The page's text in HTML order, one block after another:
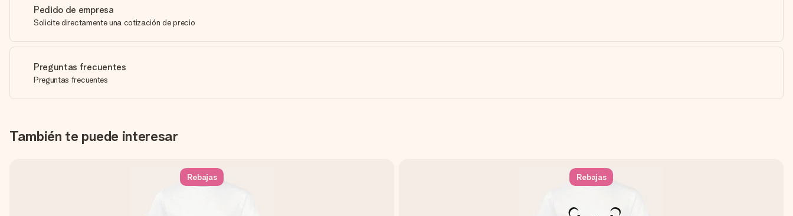
Pedido de empresa
Solicite directamente una cotización de precio
Preguntas frecuentes
Preguntas frecuentes
También te puede interesar
Rebajas Rebajas